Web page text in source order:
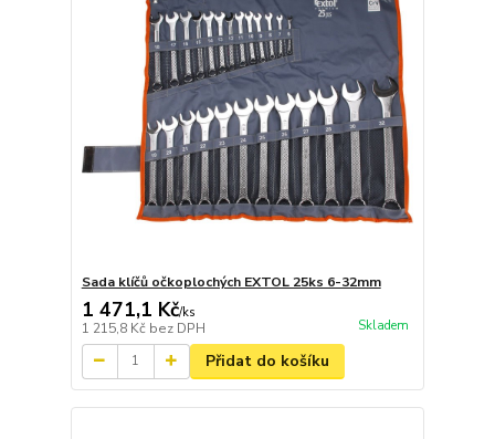
Sada klíčů očkoplochých EXTOL 25ks 6-32mm
1 471,1 Kč/ks
1 215,8 Kč bez DPH Skladem
Přidat do košíku